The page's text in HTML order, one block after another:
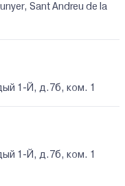
Sant Andreu de la
1-Й, д.7б, ком. 1
1-Й, д.7б, ком. 1